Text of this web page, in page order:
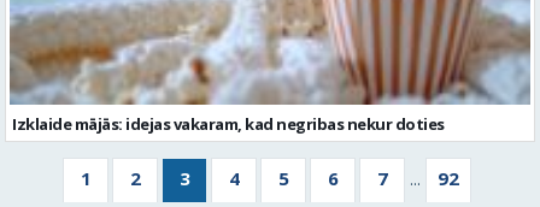
Izklaide mājās: idejas vakaram, kad negribas nekur doties
1 2 3 4 5 6 7 ... 92